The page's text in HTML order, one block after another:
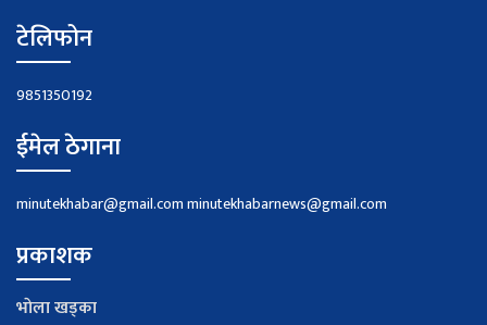
टेलिफोन
9851350192
ईमेल ठेगाना
minutekhabar@gmail.comminutekhabarnews@gmail.com
प्रकाशक
भाेला खड्का